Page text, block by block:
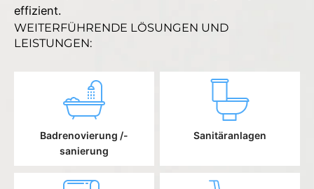
effizient.
WEITERFÜHRENDE LÖSUNGEN UND
LEISTUNGEN:
Badrenovierung /-
sanierung
Sanitäranlagen